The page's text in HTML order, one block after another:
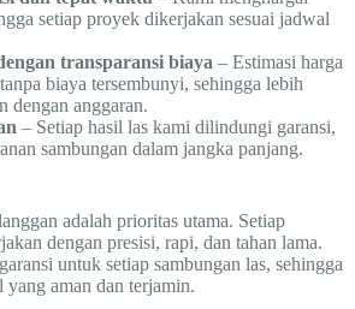
setiap proyek dikerjakan sesuai jadwal
transparansi biaya – Estimasi harga
biaya tersembunyi, sehingga lebih
dengan anggaran.
– Setiap hasil las kami dilindungi garansi,
sambungan dalam jangka panjang.
adalah prioritas utama. Setiap
dengan presisi, rapi, dan tahan lama.
untuk setiap sambungan las, sehingga
aman dan terjamin.